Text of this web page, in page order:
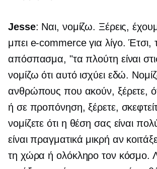
Jesse: Ναι, νομίζω. Ξέρεις,
μπει e-commerceγια λίγο. Έτσι,
απόσπασμα, "τα πλούτη είναι
νομίζω ότι αυτό ισχύει εδώ.
ανθρώπους που ακούν, ξέρετε,
ή σε προπόνηση, ξέρετε,
νομίζετε ότι η θέση σας είναι
είναι πραγματικά μικρή αν
τη χώρα ή ολόκληρο τον κόσμο.